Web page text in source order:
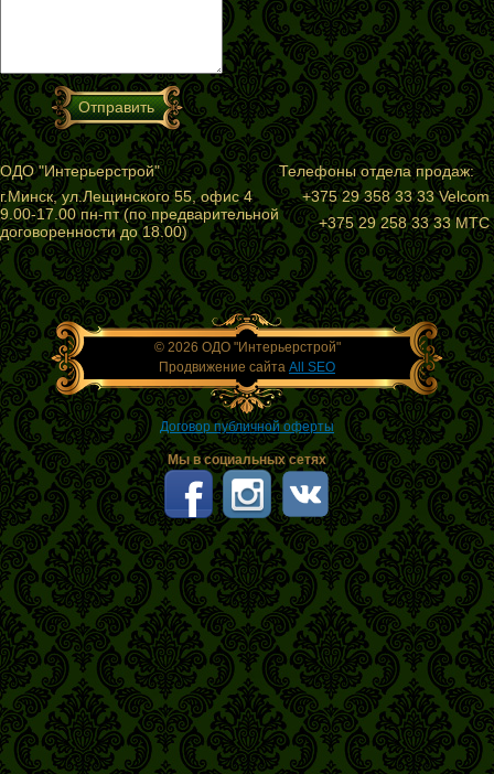
ОДО "Интерьерстрой"
Телефоны отдела продаж:
г.Минск, ул.Лещинского 55, офис 4
+375 29 358 33 33 Velcom
9.00-17.00 пн-пт (по предварительной
договоренности до 18.00)
+375 29 258 33 33 МТС
© 2026 ОДО "Интерьерстрой"
Продвижение сайта All SEO
Договор публичной оферты
Мы в социальных сетях